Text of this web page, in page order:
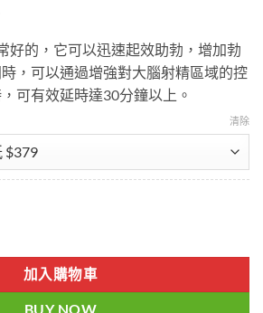
Price
range:
$379
through
$1929
好的，它可以迅速起效助勃，增加勃
，可以通過增強對大腦射精區域的控
可有效延時達30分鐘以上。
清除
加入購物車
BUY NOW